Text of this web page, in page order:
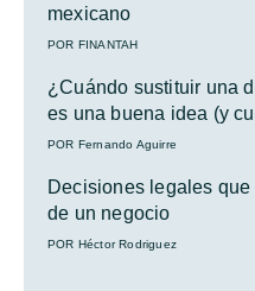
mexicano
POR FINANTAH
¿Cuándo sustituir una
es una buena idea (y
POR Fernando Aguirre
Decisiones legales
de un negocio
POR Héctor Rodriguez